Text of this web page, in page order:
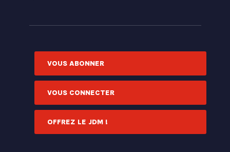
VOUS ABONNER
VOUS CONNECTER
OFFREZ LE JDM !